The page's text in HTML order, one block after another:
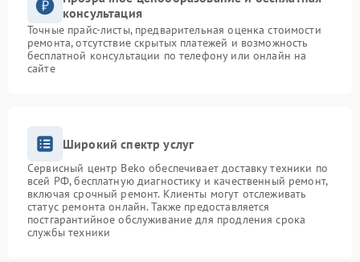
консультация
Точные прайс-листы, предварительная оценка стоимости
ремонта, отсутствие скрытых платежей и возможность
бесплатной консультации по телефону или онлайн на
сайте
Широкий спектр услуг
Сервисный центр Beko обеспечивает доставку техники по
всей РФ, бесплатную диагностику и качественный ремонт,
включая срочный ремонт. Клиенты могут отслеживать
статус ремонта онлайн. Также предоставляется
постгарантийное обслуживание для продления срока
службы техники